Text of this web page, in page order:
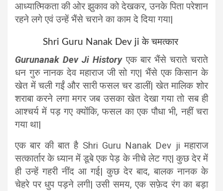
आध्यात्मिकता की ओर झुकाव को देखकर, उनके पिता परेशान
रहने लगे एवं उन्हें भैंसे चराने का काम दे दिया गया|
Shri Guru Nanak Dev ji के चमत्कार
Gurunanak Dev Ji Historyएक बार भैंसे चराते चराते
धन गुरु नानक देव महाराज जी सो गए| भैंसे एक किसान के
खेत में चली गईं और सारी फसल चर डालीं| खेत मालिक शोर
शराबा करने लगा मगर जब उसका खेत देखा गया तो सब ही
आश्चर्य में पड़ गए क्योंकि, फसल का एक पौधा भी, नहीं चरा
गया था|
एक बार की बात है Shri Guru Nanak Dev ji महाराज
सत्कार्तार के ध्यान में डूबे एक पेड़ के नीचे लेट गए| कुछ देर में
ही उन्हें गहरी नींद आ गई| कुछ देर बाद, बालक नानक के
चेहरे पर धुप पड़ने लगी| उसी समय, एक सफ़ेद रंग का बड़ा